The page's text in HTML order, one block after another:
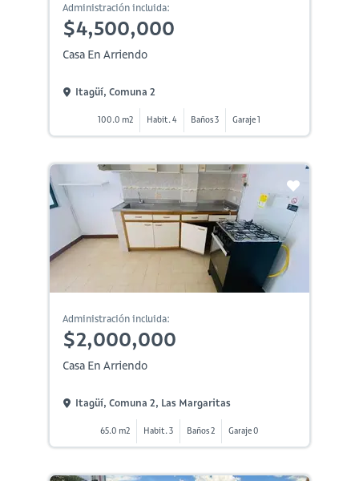
Administración incluida:
$4,500,000
Casa En Arriendo
Itagüí, Comuna 2
100.0 m2 Habit. 4 Baños 3 Garaje 1
Administración incluida:
$2,000,000
Casa En Arriendo
Itagüí, Comuna 2, Las Margaritas
65.0 m2 Habit. 3 Baños 2 Garaje 0